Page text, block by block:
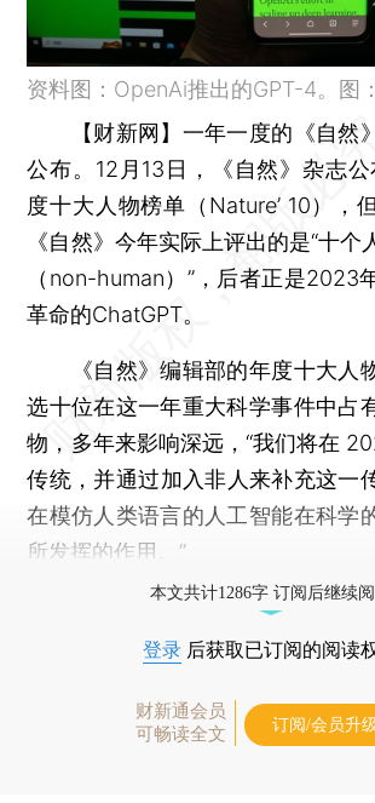
资料图：OpenAi推出的GPT-4。图
【财新网】 一年一度的《自然
公布。12月13日，《自然》杂志
度十大人物榜单（Nature’ 10），
《自然》今年实际上评出的是“十个
（non-human）”，后者正是2023
革命的ChatGPT。
《自然》编辑部的年度十大人
选十位在这一年重大科学事件中占
物，多年来影响深远，“我们将在
传统，并通过加入非人来补充这
在模仿人类语言的人工智能在科学
所发挥的作用。”
本文共计1286字 订阅后继续
登录 后获取已订阅的阅读
财新通会员
可畅读全文
订阅/会员升